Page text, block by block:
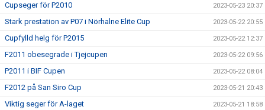
Cupseger för P2010 2023-05-23 20:37
Stark prestation av P07 i Nörhalne Elite Cup 2023-05-22 20:55
Cupfylld helg för P2015 2023-05-22 12:37
F2011 obesegrade i Tjejcupen 2023-05-22 09:56
P2011 i BIF Cupen 2023-05-22 08:04
F2012 på San Siro Cup 2023-05-21 20:43
Viktig seger för A-laget 2023-05-21 18:58